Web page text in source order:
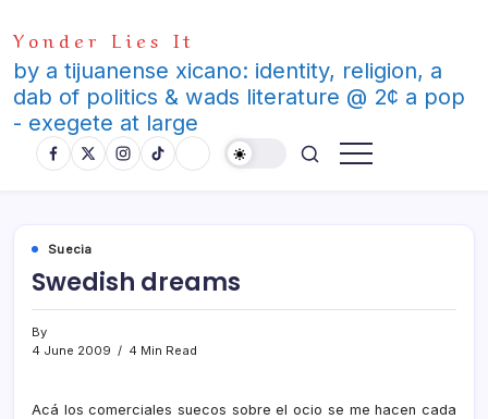
to
content
Yonder Lies It
by a tijuanense xicano: identity, religion, a
dab of politics & wads literature @ 2¢ a pop
- exegete at large
Suecia
Swedish dreams
By
4 June 2009
4 Min Read
Acá los comerciales suecos sobre el ocio se me hacen cada